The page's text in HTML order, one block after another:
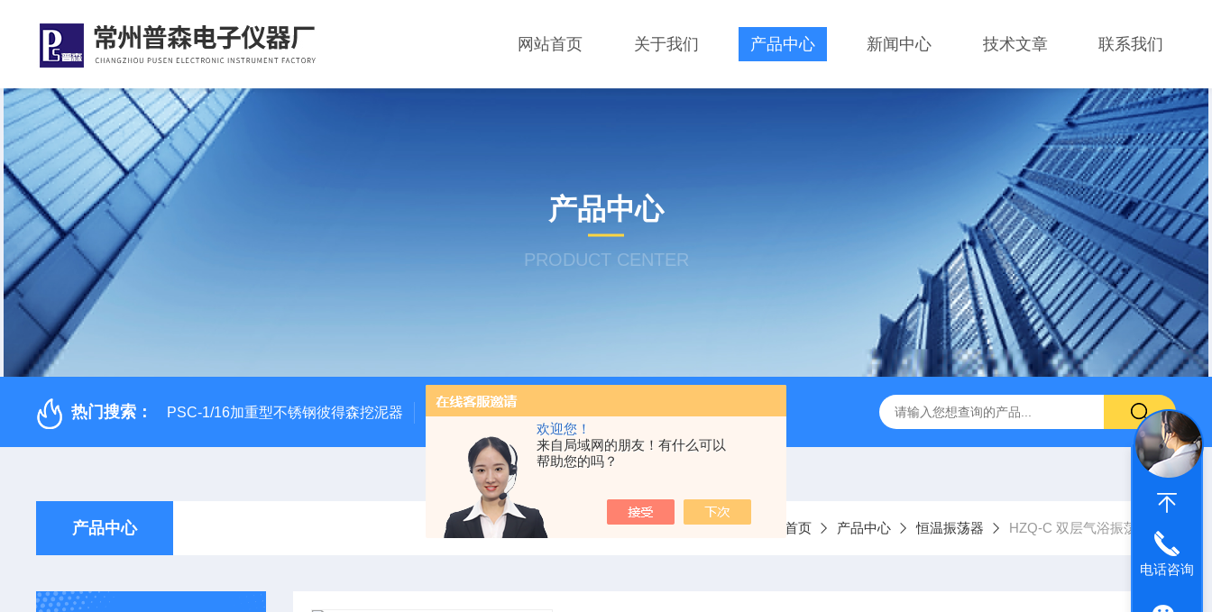
欢迎您！
来自局域网的朋友！有什么可以
帮助您的吗？
网站首页 关于我们 产品中心 新闻中心 技术文章 联系我们
产品中心
PRODUCT CENTER
热门搜索： PSC-1/16加重型不锈钢彼得森挖泥器 Beeker型沉积物原状采样器（柱状底泥采样器） PS-TQS浅水型浮游生物网 PST-DD电动土壤采样器 PSC-26便
产品中心 当前位置： 首页 产品中心 恒温振荡器 HZQ-C 双层气浴振荡器
电话咨询